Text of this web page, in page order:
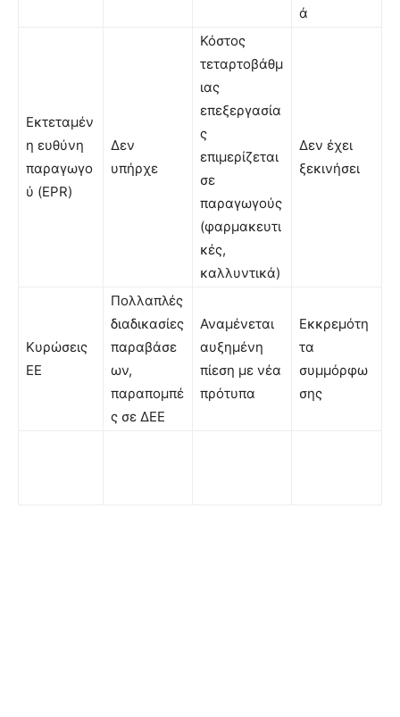
ά
Εκτεταμέν
η ευθύνη
παραγωγο
ύ (EPR)
Δεν
υπήρχε
Κόστος
τεταρτοβάθμ
ιας
επεξεργασία
ς
επιμερίζεται
σε
παραγωγούς
(φαρμακευτι
κές,
καλλυντικά)
Δεν έχει
ξεκινήσει
Κυρώσεις
ΕΕ
Πολλαπλές
διαδικασίες
παραβάσε
ων,
παραπομπέ
ς σε ΔΕΕ
Αναμένεται
αυξημένη
πίεση με νέα
πρότυπα
Εκκρεμότη
τα
συμμόρφω
σης